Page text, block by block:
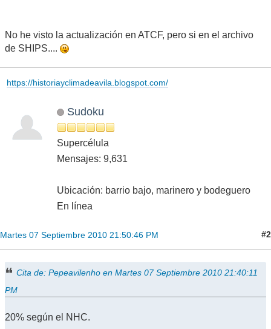
No he visto la actualización en ATCF, pero si en el archivo
de SHIPS....
https://historiayclimadeavila.blogspot.com/
Sudoku
Supercélula
Mensajes: 9,631
Ubicación: barrio bajo, marinero y bodeguero
En línea
Martes 07 Septiembre 2010 21:50:46 PM #2
Cita de: Pepeavilenho en Martes 07 Septiembre 2010 21:40:11
PM
20% según el NHC.